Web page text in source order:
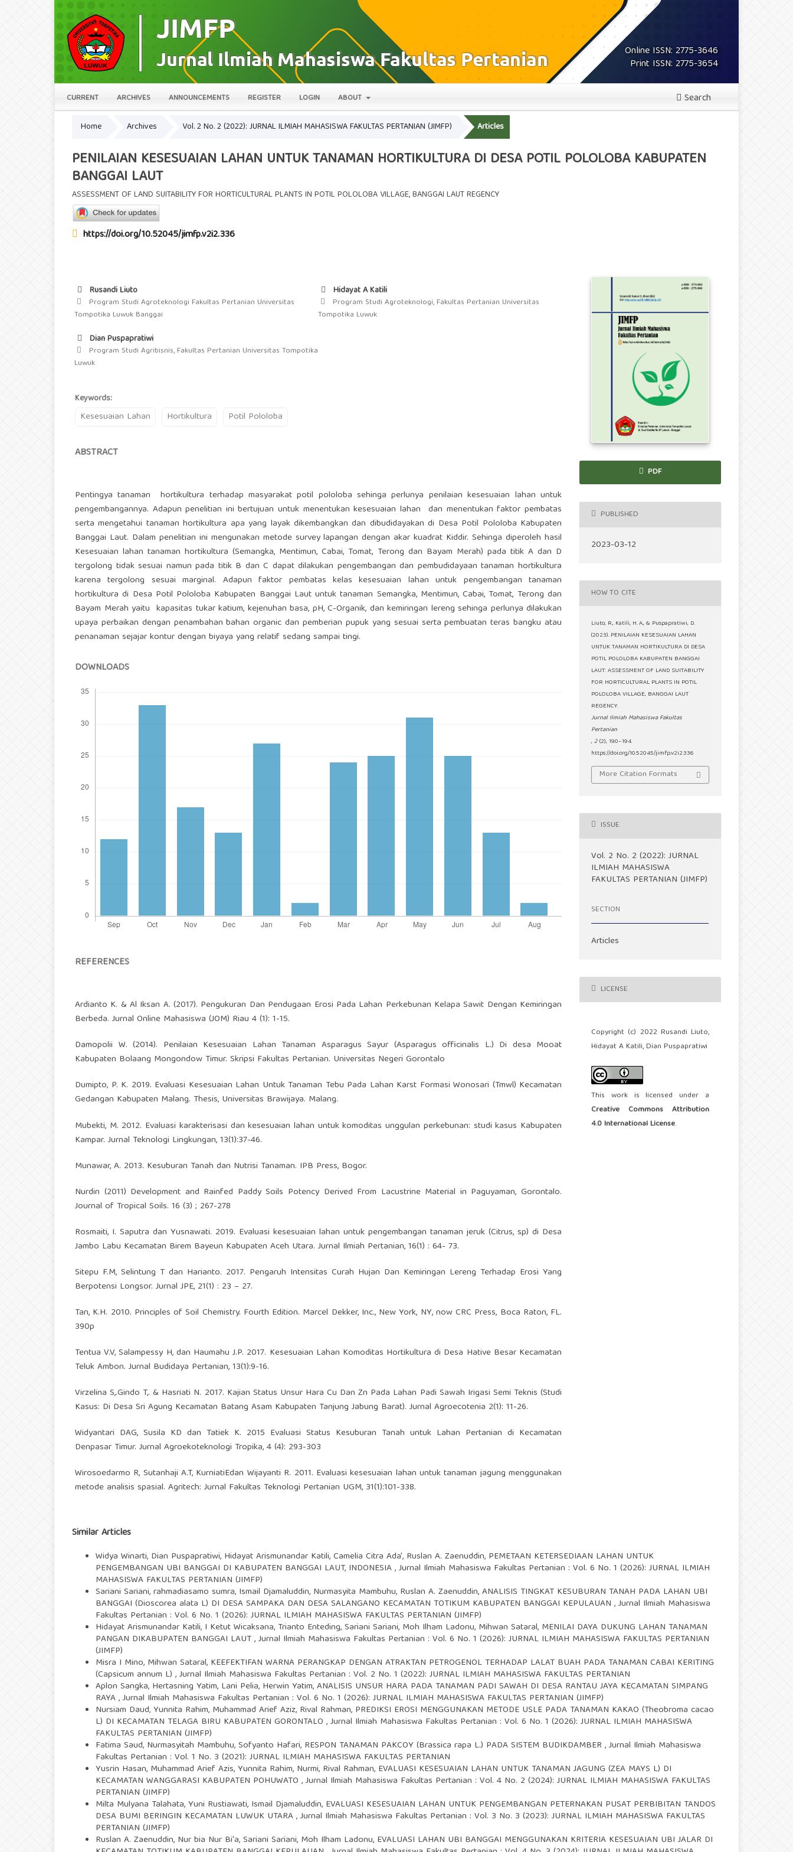
Online ISSN: 2775-3646
Print ISSN: 2775-3654
CURRENT ARCHIVES ANNOUNCEMENTS REGISTER LOGIN ABOUT Search
Home Archives Vol. 2 No. 2 (2022): JURNAL ILMIAH MAHASISWA FAKULTAS PERTANIAN (JIMFP) Articles
PENILAIAN KESESUAIAN LAHAN UNTUK TANAMAN HORTIKULTURA DI DESA POTIL POLOLOBA KABUPATEN
BANGGAI LAUT
ASSESSMENT OF LAND SUITABILITY FOR HORTICULTURAL PLANTS IN POTIL POLOLOBA VILLAGE, BANGGAI LAUT REGENCY
https://doi.org/10.52045/jimfp.v2i2.336
Rusandi Liuto
Program Studi Agroteknologi Fakultas Pertanian Universitas
Tompotika Luwuk Banggai
Hidayat A Katili
Program Studi Agroteknologi, Fakultas Pertanian Universitas
Tompotika Luwuk
Dian Puspapratiwi
Program Studi Agribisnis, Fakultas Pertanian Universitas Tompotika
Luwuk
Keywords:
Kesesuaian Lahan Hortikultura Potil Pololoba
ABSTRACT
Pentingya tanaman hortikultura terhadap masyarakat potil pololoba sehinga perlunya penilaian kesesuaian lahan untuk
pengembangannya. Adapun penelitian ini bertujuan untuk menentukan kesesuaian lahan dan menentukan faktor pembatas
serta mengetahui tanaman hortikultura apa yang layak dikembangkan dan dibudidayakan di Desa Potil Pololoba Kabupaten
Banggai Laut. Dalam penelitian ini mengunakan metode survey lapangan dengan akar kuadrat Kiddir. Sehinga diperoleh hasil
Kesesuaian lahan tanaman hortikultura (Semangka, Mentimun, Cabai, Tomat, Terong dan Bayam Merah) pada titik A dan D
tergolong tidak sesuai namun pada titik B dan C dapat dilakukan pengembangan dan pembudidayaan tanaman hortikultura
karena tergolong sesuai marginal. Adapun faktor pembatas kelas kesesuaian lahan untuk pengembangan tanaman
hortikultura di Desa Potil Pololoba Kabupaten Banggai Laut untuk tanaman Semangka, Mentimun, Cabai, Tomat, Terong dan
Bayam Merah yaitu kapasitas tukar katium, kejenuhan basa, pH, C-Organik, dan kemiringan lereng sehinga perlunya dilakukan
upaya perbaikan dengan penambahan bahan organic dan pemberian pupuk yang sesuai serta pembuatan teras bangku atau
penanaman sejajar kontur dengan biyaya yang relatif sedang sampai tingi.
DOWNLOADS
REFERENCES
Ardianto K. & Al Iksan A. (2017). Pengukuran Dan Pendugaan Erosi Pada Lahan Perkebunan Kelapa Sawit Dengan Kemiringan
Berbeda. Jurnal Online Mahasiswa (JOM) Riau 4 (1): 1-15.
Damopolii W. (2014). Penilaian Kesesuaian Lahan Tanaman Asparagus Sayur (Asparagus officinalis L.) Di desa Mooat
Kabupaten Bolaang Mongondow Timur. Skripsi Fakultas Pertanian. Universitas Negeri Gorontalo
Dumipto, P. K. 2019. Evaluasi Kesesuaian Lahan Untuk Tanaman Tebu Pada Lahan Karst Formasi Wonosari (Tmwl) Kecamatan
Gedangan Kabupaten Malang. Thesis, Universitas Brawijaya. Malang.
Mubekti, M. 2012. Evaluasi karakterisasi dan kesesuaian lahan untuk komoditas unggulan perkebunan: studi kasus Kabupaten
Kampar. Jurnal Teknologi Lingkungan, 13(1):37-46.
Munawar, A. 2013. Kesuburan Tanah dan Nutrisi Tanaman. IPB Press, Bogor.
Nurdin (2011) Development and Rainfed Paddy Soils Potency Derived From Lacustrine Material in Paguyaman, Gorontalo.
Journal of Tropical Soils. 16 (3) ; 267-278
Rosmaiti, I. Saputra dan Yusnawati. 2019. Evaluasi kesesuaian lahan untuk pengembangan tanaman jeruk (Citrus, sp) di Desa
Jambo Labu Kecamatan Birem Bayeun Kabupaten Aceh Utara. Jurnal Ilmiah Pertanian, 16(1) : 64- 73.
Sitepu F.M, Selintung T dan Harianto. 2017. Pengaruh Intensitas Curah Hujan Dan Kemiringan Lereng Terhadap Erosi Yang
Berpotensi Longsor. Jurnal JPE, 21(1) : 23 – 27.
Tan, K.H. 2010. Principles of Soil Chemistry. Fourth Edition. Marcel Dekker, Inc., New York, NY, now CRC Press, Boca Raton, FL.
390p
Tentua V.V, Salampessy H, dan Haumahu J.P. 2017. Kesesuaian Lahan Komoditas Hortikultura di Desa Hative Besar Kecamatan
Teluk Ambon. Jurnal Budidaya Pertanian, 13(1):9-16.
Virzelina S,.Gindo T,. & Hasriati N. 2017. Kajian Status Unsur Hara Cu Dan Zn Pada Lahan Padi Sawah Irigasi Semi Teknis (Studi
Kasus: Di Desa Sri Agung Kecamatan Batang Asam Kabupaten Tanjung Jabung Barat). Jurnal Agroecotenia 2(1): 11-26.
Widyantari DAG, Susila KD dan Tatiek K. 2015 Evaluasi Status Kesuburan Tanah untuk Lahan Pertanian di Kecamatan
Denpasar Timur. Jurnal Agroekoteknologi Tropika, 4 (4): 293-303
Wirosoedarmo R, Sutanhaji A.T, KurniatiEdan Wijayanti R. 2011. Evaluasi kesesuaian lahan untuk tanaman jagung menggunakan
metode analisis spasial. Agritech: Jurnal Fakultas Teknologi Pertanian UGM, 31(1):101-338.
PDF
PUBLISHED
2023-03-12
HOW TO CITE
Liuto, R., Katili, H. A., & Puspapratiwi, D.
(2023). PENILAIAN KESESUAIAN LAHAN
UNTUK TANAMAN HORTIKULTURA DI DESA
POTIL POLOLOBA KABUPATEN BANGGAI
LAUT: ASSESSMENT OF LAND SUITABILITY
FOR HORTICULTURAL PLANTS IN POTIL
POLOLOBA VILLAGE, BANGGAI LAUT
REGENCY.
Jurnal Ilmiah Mahasiswa Fakultas
Pertanian
,2 (2), 190–194.
https://doi.org/10.52045/jimfp.v2i2.336
More Citation Formats
ISSUE
Vol. 2 No. 2 (2022): JURNAL
ILMIAH MAHASISWA
FAKULTAS PERTANIAN (JIMFP)
SECTION
Articles
LICENSE
Copyright (c) 2022 Rusandi Liuto,
Hidayat A Katili, Dian Puspapratiwi
This work is licensed under a
Creative Commons Attribution
4.0 International License.
Similar Articles
Widya Winarti, Dian Puspapratiwi, Hidayat Arismunandar Katili, Camelia Citra Ada', Ruslan A. Zaenuddin, PEMETAAN KETERSEDIAAN LAHAN UNTUK
PENGEMBANGAN UBI BANGGAI DI KABUPATEN BANGGAI LAUT, INDONESIA,Jurnal Ilmiah Mahasiswa Fakultas Pertanian : Vol. 6 No. 1 (2026): JURNAL ILMIAH
MAHASISWA FAKULTAS PERTANIAN (JIMFP)
Sariani Sariani, rahmadiasamo sumra, Ismail Djamaluddin, Nurmasyita Mambuhu, Ruslan A. Zaenuddin,ANALISIS TINGKAT KESUBURAN TANAH PADA LAHAN UBI
BANGGAI (Dioscorea alata L) DI DESA SAMPAKA DAN DESA SALANGANO KECAMATAN TOTIKUM KABUPATEN BANGGAI KEPULAUAN ,Jurnal Ilmiah Mahasiswa
Fakultas Pertanian : Vol. 6 No. 1 (2026): JURNAL ILMIAH MAHASISWA FAKULTAS PERTANIAN (JIMFP)
Hidayat Arismunandar Katili, I Ketut Wicaksana, Trianto Enteding, Sariani Sariani, Moh Ilham Ladonu, Mihwan Sataral, MENILAI DAYA DUKUNG LAHAN TANAMAN
PANGAN DIKABUPATEN BANGGAI LAUT,Jurnal Ilmiah Mahasiswa Fakultas Pertanian : Vol. 6 No. 1 (2026): JURNAL ILMIAH MAHASISWA FAKULTAS PERTANIAN
(JIMFP)
Misra I Mino, Mihwan Sataral, KEEFEKTIFAN WARNA PERANGKAP DENGAN ATRAKTAN PETROGENOL TERHADAP LALAT BUAH PADA TANAMAN CABAI KERITING
(Capsicum annum L) ,Jurnal Ilmiah Mahasiswa Fakultas Pertanian : Vol. 2 No. 1 (2022): JURNAL ILMIAH MAHASISWA FAKULTAS PERTANIAN
Aplon Sangka, Hertasning Yatim, Lani Pelia, Herwin Yatim,ANALISIS UNSUR HARA PADA TANAMAN PADI SAWAH DI DESA RANTAU JAYA KECAMATAN SIMPANG
RAYA,Jurnal Ilmiah Mahasiswa Fakultas Pertanian : Vol. 6 No. 1 (2026): JURNAL ILMIAH MAHASISWA FAKULTAS PERTANIAN (JIMFP)
Nursiam Daud, Yunnita Rahim, Muhammad Arief Aziz, Rival Rahman, PREDIKSI EROSI MENGGUNAKAN METODE USLE PADA TANAMAN KAKAO (Theobroma cacao
L) DI KECAMATAN TELAGA BIRU KABUPATEN GORONTALO ,Jurnal Ilmiah Mahasiswa Fakultas Pertanian : Vol. 6 No. 1 (2026): JURNAL ILMIAH MAHASISWA
FAKULTAS PERTANIAN (JIMFP)
Fatima Saud, Nurmasyitah Mambuhu, Sofyanto Hafari, RESPON TANAMAN PAKCOY (Brassica rapa L.) PADA SISTEM BUDIKDAMBER,Jurnal Ilmiah Mahasiswa
Fakultas Pertanian : Vol. 1 No. 3 (2021): JURNAL ILMIAH MAHASISWA FAKULTAS PERTANIAN
Yusrin Hasan, Muhammad Arief Azis, Yunnita Rahim, Nurmi, Rival Rahman, EVALUASI KESESUAIAN LAHAN UNTUK TANAMAN JAGUNG (ZEA MAYS L) DI
KECAMATAN WANGGARASI KABUPATEN POHUWATO ,Jurnal Ilmiah Mahasiswa Fakultas Pertanian : Vol. 4 No. 2 (2024): JURNAL ILMIAH MAHASISWA FAKULTAS
PERTANIAN (JIMFP)
Milta Mulyana Talahata, Yuni Rustiawati, Ismail Djamaluddin, EVALUASI KESESUAIAN LAHAN UNTUK PENGEMBANGAN PETERNAKAN PUSAT PERBIBITAN TANDOS
DESA BUMI BERINGIN KECAMATAN LUWUK UTARA,Jurnal Ilmiah Mahasiswa Fakultas Pertanian : Vol. 3 No. 3 (2023): JURNAL ILMIAH MAHASISWA FAKULTAS
PERTANIAN (JIMFP)
Ruslan A. Zaenuddin, Nur bia Nur Bi'a, Sariani Sariani, Moh Ilham Ladonu, EVALUASI LAHAN UBI BANGGAI MENGGUNAKAN KRITERIA KESESUAIAN UBI JALAR DI